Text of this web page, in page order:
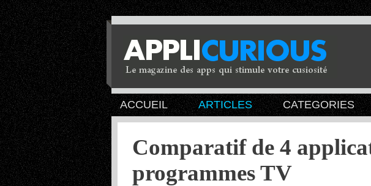
ACCUEIL ARTICLES CATEGORIES
Comparatif de 4
programmes TV